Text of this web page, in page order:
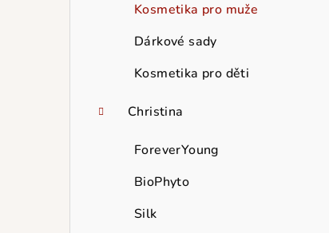
Kosmetika pro muže
Dárkové sady
Kosmetika pro děti
Christina
ForeverYoung
BioPhyto
Silk